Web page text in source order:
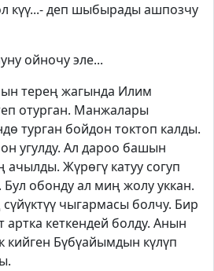
күү...- деп шыбырады ашпозчу
ойночу эле...
терең жагында Илим
отурган. Манжалары
турган бойдон токтоп калды.
угулду. Ал дароо башын
ачылды. Жүрөгү катуу согуп
обонду ал миң жолу уккан.
чыгармасы болчу. Бир
артка кеткендей болду. Анын
кийген Бүбүайымдын күлүп